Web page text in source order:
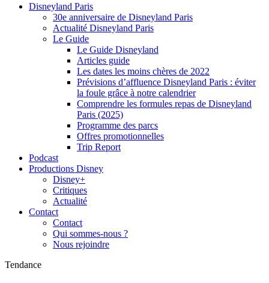
Disneyland Paris
30e anniversaire de Disneyland Paris
Actualité Disneyland Paris
Le Guide
Le Guide Disneyland
Articles guide
Les dates les moins chères de 2022
Prévisions d’affluence Disneyland Paris : éviter
la foule grâce à notre calendrier
Comprendre les formules repas de Disneyland
Paris (2025)
Programme des parcs
Offres promotionnelles
Trip Report
Podcast
Productions Disney
Disney+
Critiques
Actualité
Contact
Contact
Qui sommes-nous ?
Nous rejoindre
Tendance